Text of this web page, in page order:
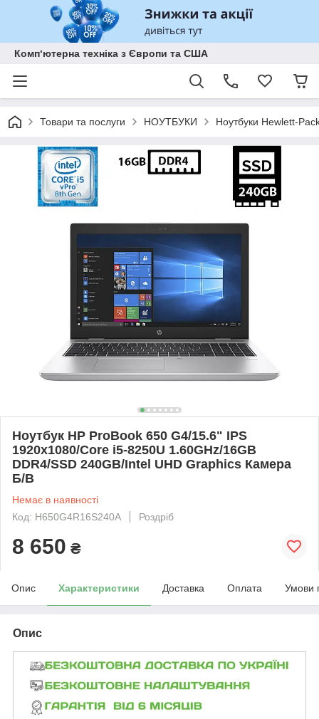
Комп‘ютерна техніка з Європи та США
Товари та послуги НОУТБУКИ Ноутбуки Hewlett-
Ноутбук HP ProBook 650 G4/15.6" IPS
1920x1080/Core i5-8250U 1.60GHz/16GB
DDR4/SSD 240GB/Intel UHD Graphics Камера
Б/В
Немає в наявності
Код: H650G4R16S240A
Роздріб
8 650 ₴
Опис Характеристики Доставка Оплата Умови
Опис